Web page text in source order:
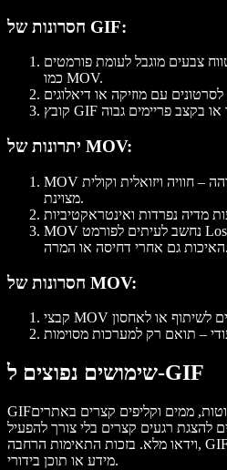
חסרונות של GIF:
– טווח צבעים מוגבל לעומת פורמטים
כמו MOV.
יתרונות של MOV:
MOV תומך בווידאו ואודיו באיכות גבוהה – חוויה ויזואלית וקולית
מצוינת.
MOV נחשב לעיתים לפורמט Lossless – שמירה טובה יותר על
האיכות גם אחרי דחיסה או המרה.
חסרונות של MOV:
שימושים נפוצים ל-GIF
GIFים נפוצים להצגת אנימציות פשוטות, ממים וקליפים קצרים באתרים
להצגת רגעים קצרים בלי צורך להפעיל
וידאו מלא. בזכות התאימות הרחבה, GIF הוא דרך קלה ונגישה להעברת
מידע או תוכן בידורי.